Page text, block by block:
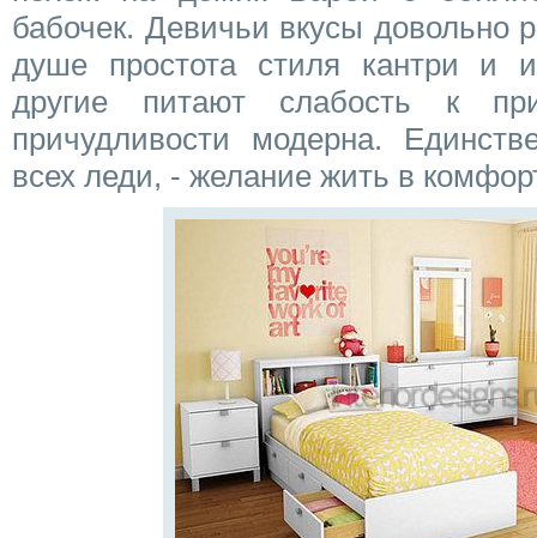
бабочек. Девичьи вкусы довольно
душе простота стиля кантри и
другие питают слабость к
причудливости модерна.
всех леди, - желание жить в